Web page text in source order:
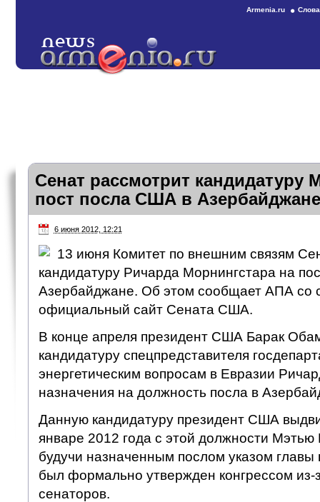
Armenia.ru
Сенат рассмотрит кандидатуру
пост посла США в Азербайджане
6 июня 2012, 12:21
13 июня Комитет по внешним связям
кандидатуру Ричарда Морнингстара на
Азербайджане. Об этом сообщает АПА со
официальный сайт Сената США.
В конце апреля президент США Барак
кандидатуру спецпредставителя
энергетическим вопросам в Евразии
назначения на должность посла в
Данную кандидатуру президент США
январе 2012 года с этой должности
будучи назначенным послом указом главы
был формально утвержден конгрессом из-
сенаторов.